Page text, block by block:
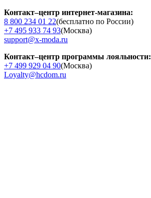
Контакт–центр интернет-магазина:
8 800 234 01 22(бесплатно по России)
+7 495 933 74 93(Москва)
support@x-moda.ru
Контакт–центр программы лояльности:
+7 499 929 04 90(Москва)
Loyalty@hcdom.ru